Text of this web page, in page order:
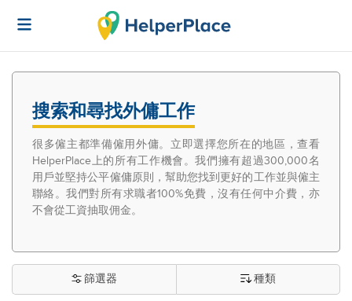
搜索和尋找外傭工作
很多僱主都準備僱用外傭。立即選擇您所在的地區，查看
HelperPlace上的所有工作機會。我們擁有超過300,000名
用戶並堅持公平僱傭原則，幫助您找到更好的工作並與僱主
聯絡。我們對所有求職者100%免費，沒有任何中介費，亦
不會從工資抽取佣金。
篩選器 種類